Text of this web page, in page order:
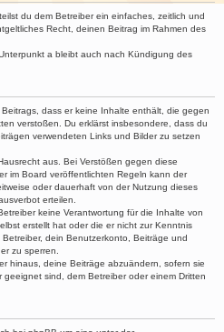
du dem Betreiber ein einfaches, zeitlich und
Recht, deinen Beitrag im Rahmen des
a bleibt auch nach Kündigung des
dass er keine Inhalte enthält, die gegen
verstoßen. Du erklärst insbesondere, dass du
verwendeten Links und Bilder zu setzen
aus. Bei Verstößen gegen diese
im Board veröffentlichten Regeln kann der
oder dauerhaft von der Nutzung dieses
erteilen.
keine Verantwortung für die Inhalte von
erstellt hat oder die er nicht zur Kenntnis
dein Benutzerkonto, Beiträge und
zu sperren.
hinaus, deine Beiträge abzuändern, sofern sie
sind, dem Betreiber oder einem Dritten